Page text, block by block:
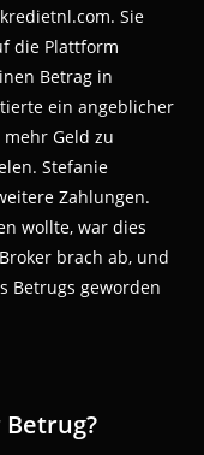
Sie
die Plattform
Betrag in
ein angeblicher
Geld zu
Stefanie
Zahlungen.
wollte, war dies
brach ab, und
Betrugs geworden